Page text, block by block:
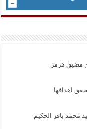
مضيق هرمز
اهدافها
محمد باقر الحكيم